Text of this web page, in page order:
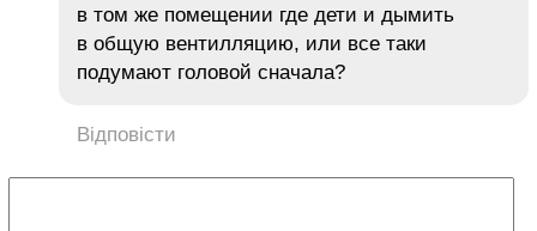
в том же помещении где дети и дымить
в общую вентилляцию, или все таки
подумают головой сначала?
Відповісти